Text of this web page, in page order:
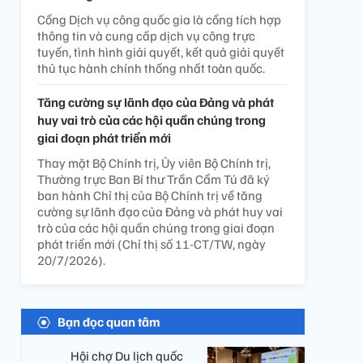
Cổng Dịch vụ công quốc gia là cổng tích hợp
thông tin và cung cấp dịch vụ công trực
tuyến, tình hình giải quyết, kết quả giải quyết
thủ tục hành chính thống nhất toàn quốc.
Tăng cường sự lãnh đạo của Đảng và phát
huy vai trò của các hội quần chúng trong
giai đoạn phát triển mới
Thay mặt Bộ Chính trị, Ủy viên Bộ Chính trị,
Thường trực Ban Bí thư Trần Cẩm Tú đã ký
ban hành Chỉ thị của Bộ Chính trị về tăng
cường sự lãnh đạo của Đảng và phát huy vai
trò của các hội quần chúng trong giai đoạn
phát triển mới (Chỉ thị số 11-CT/TW, ngày
20/7/2026).
Bạn đọc quan tâm
Hội chợ Du lịch quốc